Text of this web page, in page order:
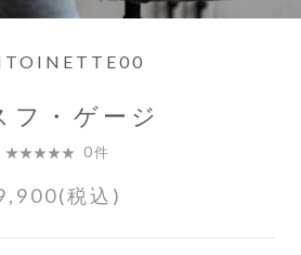
フ・ゲージ
0件
税込)